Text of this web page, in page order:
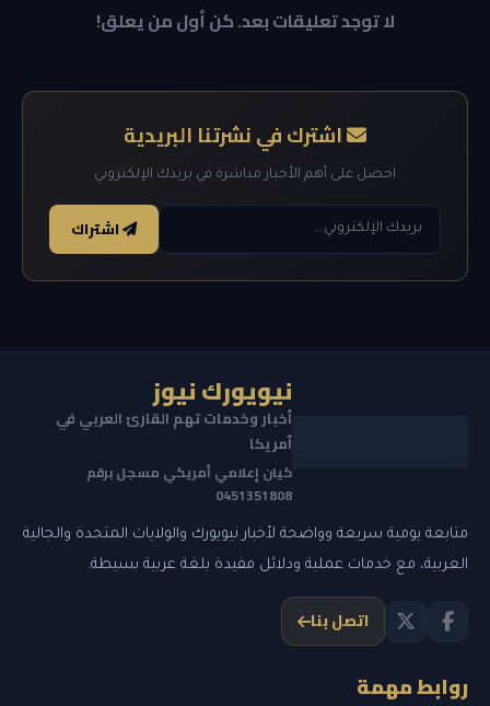
لا توجد تعليقات بعد. كن أول من يعلق!
اشترك في نشرتنا البريدية
احصل على أهم الأخبار مباشرة في بريدك الإلكتروني
اشتراك
نيويورك نيوز
أخبار وخدمات تهم القارئ العربي في
أمريكا
كيان إعلامي أمريكي مسجل برقم
0451351808
متابعة يومية سريعة وواضحة لأخبار نيويورك والولايات المتحدة والجالية
العربية، مع خدمات عملية ودلائل مفيدة بلغة عربية بسيطة.
اتصل بنا
روابط مهمة